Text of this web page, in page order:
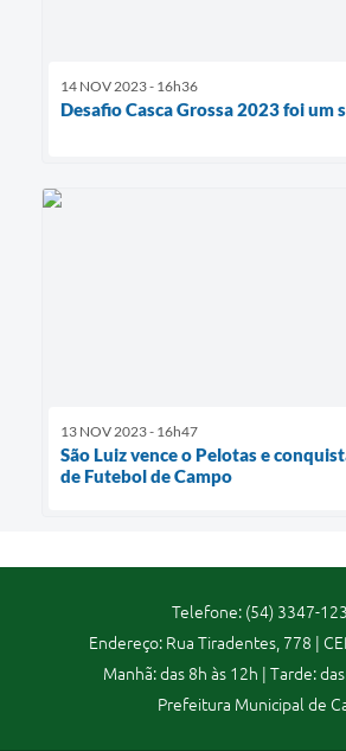
14 NOV 2023 - 16h36
Desafio Casca Grossa 2023 foi um
13 NOV 2023 - 16h47
São Luiz vence o Pelotas e
de Futebol de Campo
Telefone: (54) 3347-
Endereço: Rua Tiradentes, 778 |
Manhã: das 8h às 12h | Tarde:
Prefeitura Municipal de